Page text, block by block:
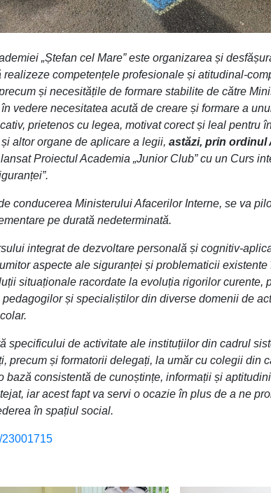
„Ștefan cel Mare” este organizarea și
competențele profesionale și atitudinal-
și necesitățile de formare stabilite de către
vedere necesitatea acută de creare și formare a
prietenos cu legea, motivat corect și leal pentru
altor organe de aplicare a legii, astăzi, prin ordinul
Proiectul Academia „Junior Club” cu un Curs
conducerea Ministerului Afacerilor Interne, se va
pe durată nedeterminată.
integrat de dezvoltare personală și cognitiv-
aspecte ale siguranței și problematicii existente
situaționale racordate la evoluția rigorilor curente,
și specialiștilor din diverse domenii de
specificului de activitate ale instituțiilor din cadrul
precum și formatorii delegați, la umăr cu colegii din
bază consistentă de cunoștințe, informații și
iar acest fapt va servi o ocazie în plus de a ne
în spațiul social.
23001715